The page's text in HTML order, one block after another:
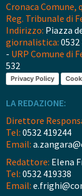
Cronaca Comune,
Reg. Tribunale di
Indirizzo: Piazza
giornalistica: 0532
- URP Comune di
532
Privacy Policy
LA REDAZIONE:
Direttore
Tel: 0532 419244
Email:
Redattore: Elena
Tel: 0532 419338
Email: